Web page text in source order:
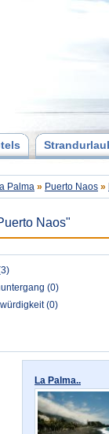
Palma » Puerto Naos »
Naos"
(0)
(0)
La Palma..